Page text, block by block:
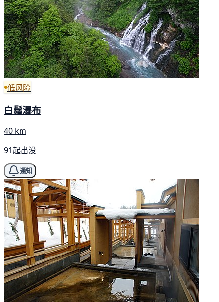
低风险
白鬚瀑布
40 km
91起出没
通知